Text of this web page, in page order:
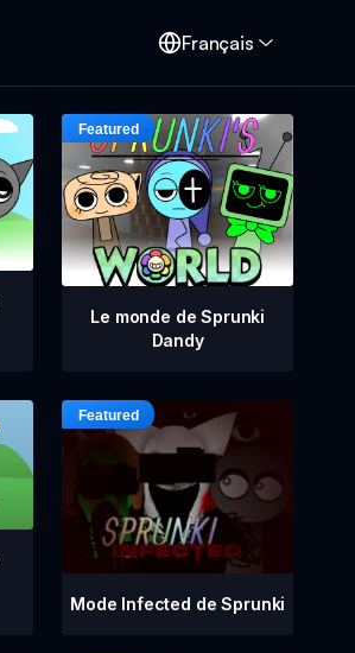
Français
Le monde de Sprunki
Dandy
Mode Infected de Sprunki